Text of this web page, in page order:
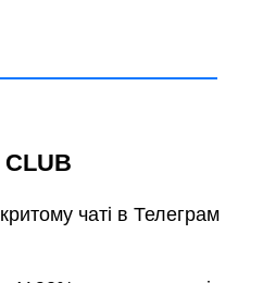
чаті в Телеграм